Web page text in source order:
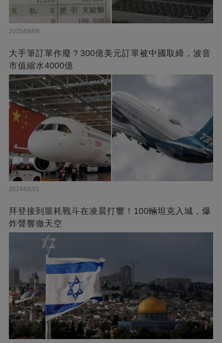
2025/08/08
大手筆訂單作廢？300億美元訂單被中國取締，波音
市值縮水4000億
2024/05/21
拜登接到噩耗戰斗在凌晨打響！100輛坦克入城，爆
炸聲響徹天空